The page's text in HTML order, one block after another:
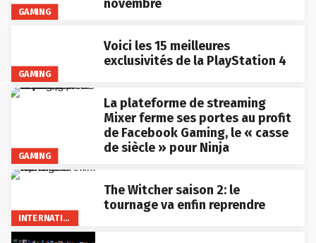
GAMING
novembre
GAMING
Voici les 15 meilleures
exclusivités de la PlayStation 4
GAMING
La plateforme de streaming
Mixer ferme ses portes au profit
de Facebook Gaming, le « casse
de siècle » pour Ninja
INTERNATIONAL
The Witcher saison 2: le
tournage va enfin reprendre